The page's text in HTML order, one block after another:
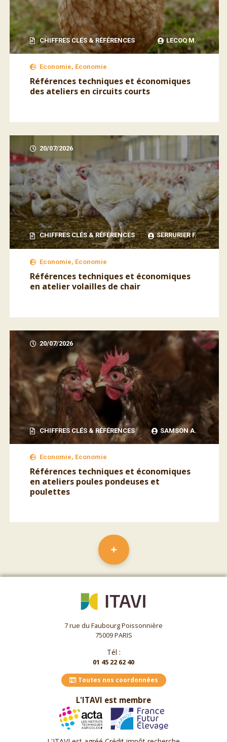
CHIFFRES CLÉS & RÉFÉRENCES LECOQ M.
Economie, Economie
Références techniques et économiques
des ateliers en circuits courts
20/07/2026
CHIFFRES CLÉS & RÉFÉRENCES SERRURIER F.
Economie, Economie
Références techniques et économiques
en atelier volailles de chair
20/07/2026
CHIFFRES CLÉS & RÉFÉRENCES SAMSON A.
Economie, Economie
Références techniques et économiques
en ateliers poules pondeuses et
poulettes
7 rue du Faubourg Poissonnière
75009 PARIS
Tél :
01 45 22 62 40
Toutes nos coordonnées
L'ITAVI est membre